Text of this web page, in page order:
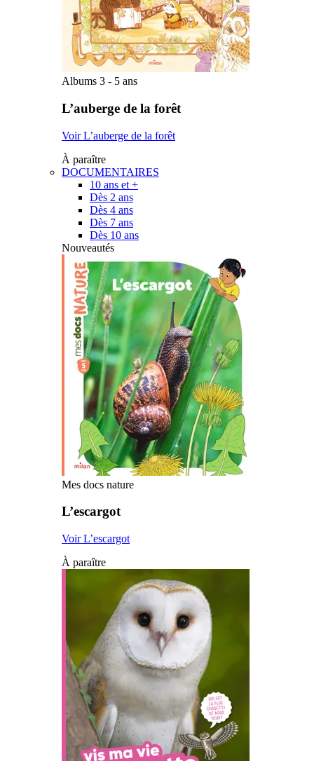
Albums 3 - 5 ans
L’auberge de la forêt
Voir L’auberge de la forêt
À paraître
DOCUMENTAIRES
10 ans et +
Dès 2 ans
Dès 4 ans
Dès 7 ans
Dès 10 ans
Nouveautés
Mes docs nature
L’escargot
Voir L’escargot
À paraître